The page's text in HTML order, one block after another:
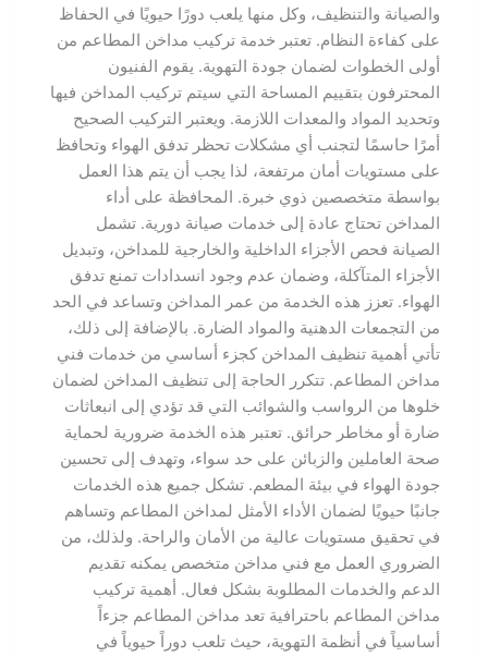
والصيانة والتنظيف، وكل منها يلعب دورًا حيويًا في الحفاظ
على كفاءة النظام. تعتبر خدمة تركيب مداخن المطاعم من
أولى الخطوات لضمان جودة التهوية. يقوم الفنيون
المحترفون بتقييم المساحة التي سيتم تركيب المداخن فيها
وتحديد المواد والمعدات اللازمة. ويعتبر التركيب الصحيح
أمرًا حاسمًا لتجنب أي مشكلات تحظر تدفق الهواء وتحافظ
على مستويات أمان مرتفعة، لذا يجب أن يتم هذا العمل
بواسطة متخصصين ذوي خبرة. المحافظة على أداء
المداخن تحتاج عادة إلى خدمات صيانة دورية. تشمل
الصيانة فحص الأجزاء الداخلية والخارجية للمداخن، وتبديل
الأجزاء المتآكلة، وضمان عدم وجود انسدادات تمنع تدفق
الهواء. تعزز هذه الخدمة من عمر المداخن وتساعد في الحد
من التجمعات الدهنية والمواد الضارة. بالإضافة إلى ذلك،
تأتي أهمية تنظيف المداخن كجزء أساسي من خدمات فني
مداخن المطاعم. تتكرر الحاجة إلى تنظيف المداخن لضمان
خلوها من الرواسب والشوائب التي قد تؤدي إلى انبعاثات
ضارة أو مخاطر حرائق. تعتبر هذه الخدمة ضرورية لحماية
صحة العاملين والزبائن على حد سواء، وتهدف إلى تحسين
جودة الهواء في بيئة المطعم. تشكل جميع هذه الخدمات
جانبًا حيويًا لضمان الأداء الأمثل لمداخن المطاعم وتساهم
في تحقيق مستويات عالية من الأمان والراحة. ولذلك، من
الضروري العمل مع فني مداخن متخصص يمكنه تقديم
الدعم والخدمات المطلوبة بشكل فعال. أهمية تركيب
مداخن المطاعم باحترافية تعد مداخن المطاعم جزءاً
أساسياً في أنظمة التهوية، حيث تلعب دوراً حيوياً في